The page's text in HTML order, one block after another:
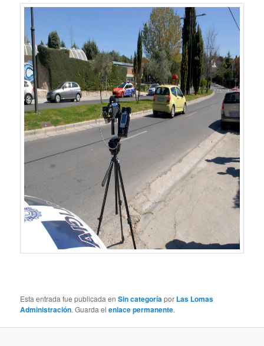
Esta entrada fue publicada enSin categoríapor Las Lomas
Administración. Guarda elenlace permanente.